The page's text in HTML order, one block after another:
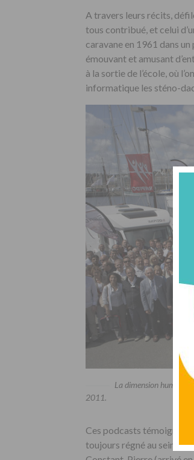
A travers leurs récits,
tous contribué, et celui
caravane en 1961 dans
émouvant et amusant
à la sortie de l’école, où
informatique les sténo-
La dimension humaine
2011.
Ces podcasts témoignent
toujours régné au sein de